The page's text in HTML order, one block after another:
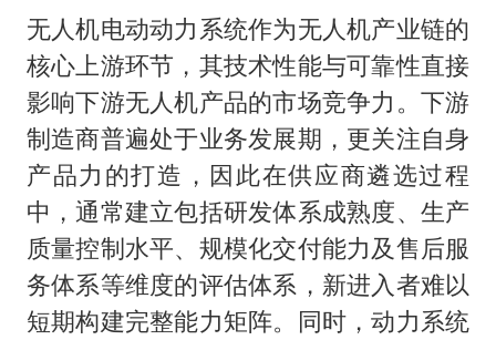
无人机电动动力系统作为无人机产业链的
核心上游环节，其技术性能与可靠性直接
影响下游无人机产品的市场竞争力。下游
制造商普遍处于业务发展期，更关注自身
产品力的打造，因此在供应商遴选过程
中，通常建立包括研发体系成熟度、生产
质量控制水平、规模化交付能力及售后服
务体系等维度的评估体系，新进入者难以
短期构建完整能力矩阵。同时，动力系统